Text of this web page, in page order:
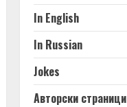
In English
In Russian
Jokes
Авторски страници